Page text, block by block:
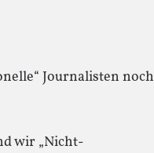
Journalisten noch
wir „Nicht-